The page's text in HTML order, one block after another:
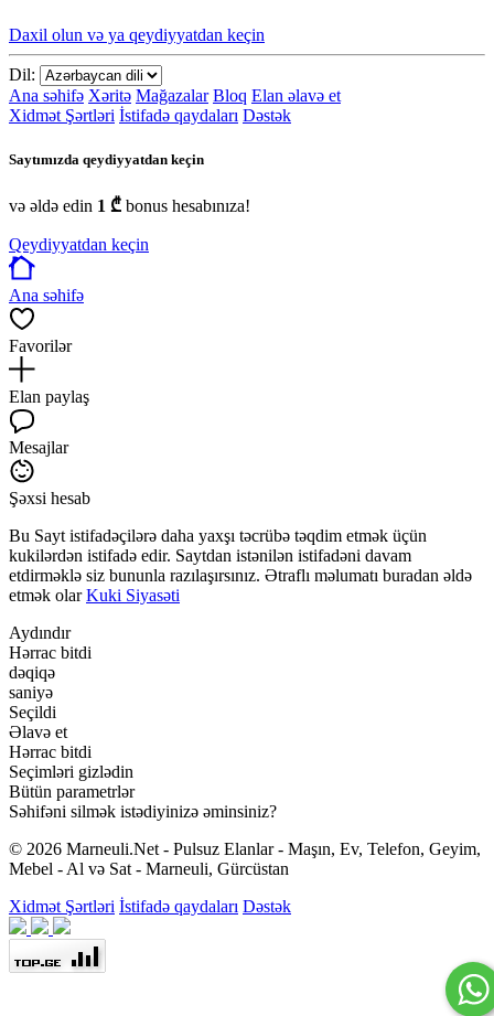
Daxil olun və ya qeydiyyatdan keçin
Dil:
Ana səhifə Xəritə Mağazalar Bloq Elan əlavə et
Xidmət Şərtləri İstifadə qaydaları Dəstək
Saytımızda qeydiyyatdan keçin
və əldə edin 1 ₾ bonus hesabınıza!
Qeydiyyatdan keçin
Ana səhifə
Favorilər
Elan paylaş
Mesajlar
Şəxsi hesab
Bu Sayt istifadəçilərə daha yaxşı təcrübə təqdim etmək üçün
kukilərdən istifadə edir. Saytdan istənilən istifadəni davam
etdirməklə siz bununla razılaşırsınız. Ətraflı məlumatı buradan əldə
etmək olarKuki Siyasəti
Aydındır
Hərrac bitdi
dəqiqə
saniyə
Seçildi
Əlavə et
Hərrac bitdi
Seçimləri gizlədin
Bütün parametrlər
Səhifəni silmək istədiyinizə əminsiniz?
© 2026 Marneuli.Net - Pulsuz Elanlar - Maşın, Ev, Telefon, Geyim,
Mebel - Al və Sat - Marneuli, Gürcüstan
Xidmət Şərtləri İstifadə qaydaları Dəstək